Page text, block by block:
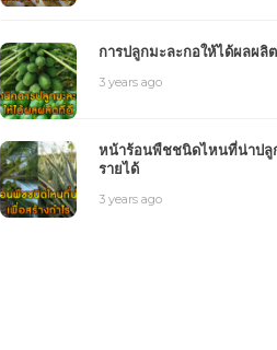
การปลูกมะละกอให้ได้ผลผลิ
3 years ago
หน้าร้อนพืชชนิดไหนที่น่าปลู
รายได้
3 years ago